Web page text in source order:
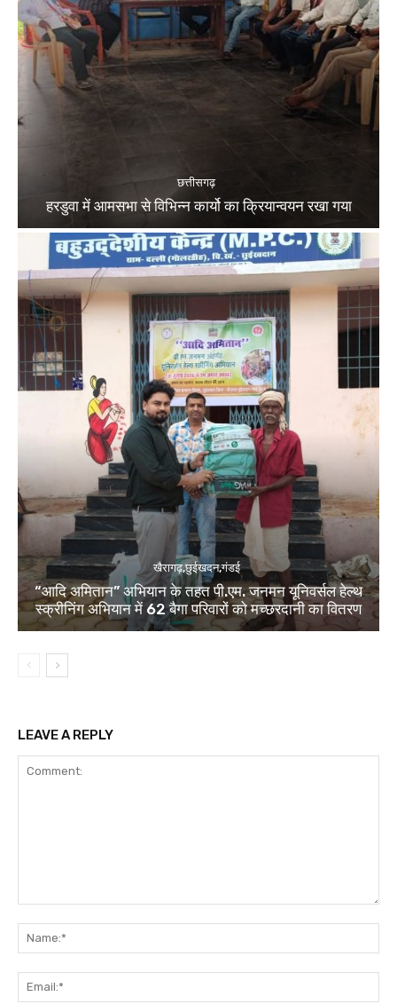
छत्तीसगढ़
हरडुवा में आमसभा से विभिन्न कार्यो का क्रियान्वयन रखा गया
खैरागढ़,छुईखदन,गंडई
“आदि अमितान” अभियान के तहत पी.एम. जनमन यूनिवर्सल हेल्थ
स्क्रीनिंग अभियान में 62 बैगा परिवारों को मच्छरदानी का वितरण
LEAVE A REPLY